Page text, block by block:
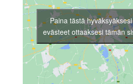
Paina tästä
evästeet ottaaksesi tämän